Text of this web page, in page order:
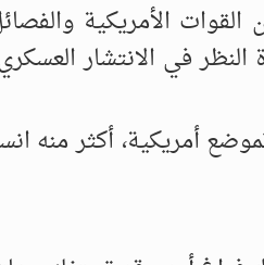
الأمريكية
في الانتشار
أمريكية، أكثر منه